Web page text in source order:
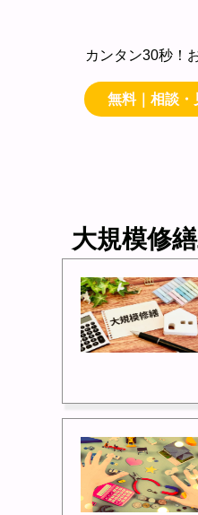
カンタン30秒！
無料｜相談・
大規模修